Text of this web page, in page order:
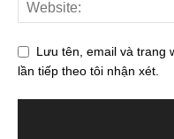
Lưu tên, email và trang
lần tiếp theo tôi nhận xét.